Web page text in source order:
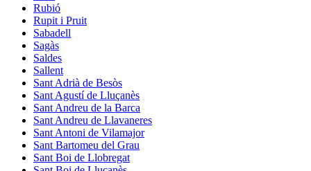
Rubió
Rupit i Pruit
Sabadell
Sagàs
Saldes
Sallent
Sant Adrià de Besòs
Sant Agustí de Lluçanès
Sant Andreu de la Barca
Sant Andreu de Llavaneres
Sant Antoni de Vilamajor
Sant Bartomeu del Grau
Sant Boi de Llobregat